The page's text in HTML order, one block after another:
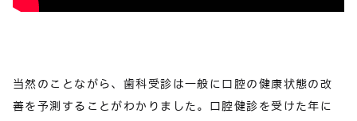
当然のことながら、歯科受診は一般に口腔の健康状態の改
善を予測することがわかりました。口腔健診を受けた年に